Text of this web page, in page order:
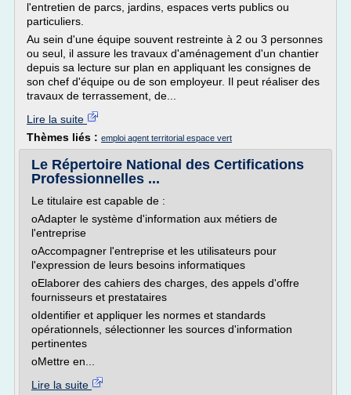
l'entretien de parcs, jardins, espaces verts publics ou
particuliers.
Au sein d'une équipe souvent restreinte à 2 ou 3 personnes
ou seul, il assure les travaux d'aménagement d'un chantier
depuis sa lecture sur plan en appliquant les consignes de
son chef d'équipe ou de son employeur. Il peut réaliser des
travaux de terrassement, de...
Lire la suite
Thèmes liés : emploi agent territorial espace vert
Le Répertoire National des Certifications
Professionnelles ...
Le titulaire est capable de :
oAdapter le système d'information aux métiers de
l'entreprise
oAccompagner l'entreprise et les utilisateurs pour
l'expression de leurs besoins informatiques
oElaborer des cahiers des charges, des appels d'offre
fournisseurs et prestataires
oIdentifier et appliquer les normes et standards
opérationnels, sélectionner les sources d'information
pertinentes
oMettre en...
Lire la suite